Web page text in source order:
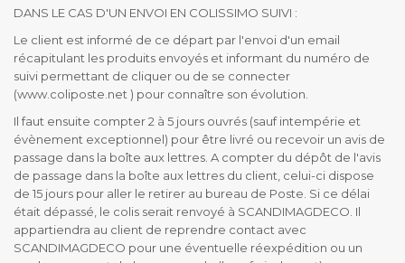
DANS LE CAS D'UN ENVOI EN COLISSIMO SUIVI :
Le client est informé de ce départ par l'envoi d'un email
récapitulant les produits envoyés et informant du numéro de
suivi permettant de cliquer ou de se connecter
(www.coliposte.net ) pour connaître son évolution.
Il faut ensuite compter 2 à 5 jours ouvrés (sauf intempérie et
évènement exceptionnel) pour être livré ou recevoir un avis de
passage dans la boîte aux lettres. A compter du dépôt de l'avis
de passage dans la boîte aux lettres du client, celui-ci dispose
de 15 jours pour aller le retirer au bureau de Poste. Si ce délai
était dépassé, le colis serait renvoyé à SCANDIMAGDECO. Il
appartiendra au client de reprendre contact avec
SCANDIMAGDECO pour une éventuelle réexpédition ou un